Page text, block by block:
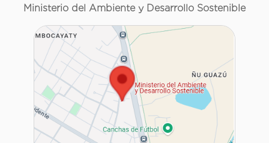
Ministerio del Ambiente y Desarrollo Sostenible